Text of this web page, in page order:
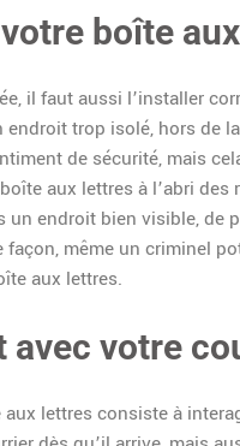
boîte
il faut aussi l’installer
trop isolé, hors de
de sécurité, mais
aux lettres à l’abri des
endroit bien visible, de
même un criminel
aux lettres.
avec votre
lettres consiste à